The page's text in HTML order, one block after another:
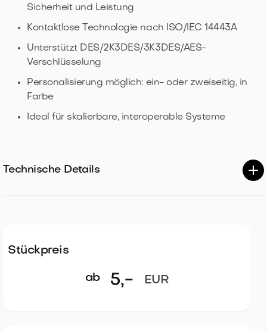
Sicherheit und Leistung
Kontaktlose Technologie nach ISO/IEC 14443A
Unterstützt DES/2K3DES/3K3DES/AES-
Verschlüsselung
Personalisierung möglich: ein- oder zweiseitig, in
Farbe
Ideal für skalierbare, interoperable Systeme
Technische Details
4 kByte EEPROM
Bis zu 1.000.000 unterstützte Lese-/Schreibzyklen
Stückpreis
ab 5,- EUR